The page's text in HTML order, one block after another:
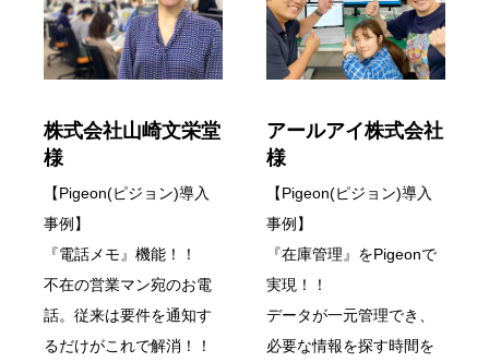
株式会社山崎文栄堂
様
【Pigeon(ピジョン)導入
事例】
『電話メモ』機能！！
不在の営業マン宛のお電
話。従来は要件を通知す
るだけがこれで解消！！
アールアイ株式会社
様
【Pigeon(ピジョン)導入
事例】
『在庫管理』をPigeonで
実現！！
データが一元管理でき、
必要な情報を探す時間を